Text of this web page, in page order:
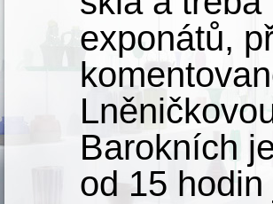
exponátů,
Barokních
od 15